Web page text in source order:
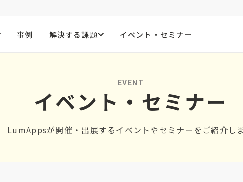
事例 解決する課題 イベント・セミナー
EVENT
イベント・セミナー
LumAppsが開催・出展するイベントやセミナーをご紹介し